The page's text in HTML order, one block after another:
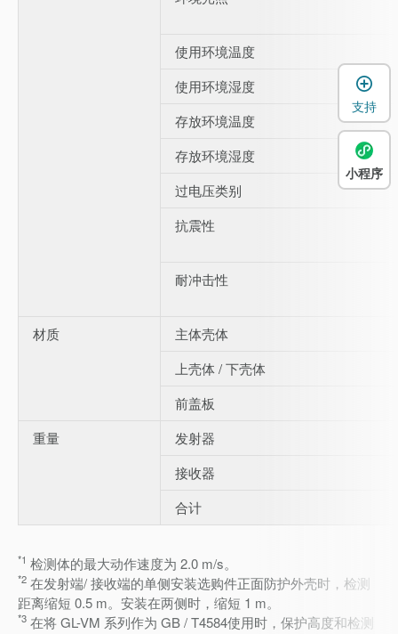
使用环境温度
使用环境湿度
存放环境温度
存放环境湿度
过电压类别
抗震性
耐冲击性
材质
主体壳体
上壳体 / 下壳体
前盖板
重量
发射器
接收器
合计
*1 检测体的最大动作速度为 2.0 m/s。
*2 在发射端/ 接收端的单侧安装选购件正面防护外壳时，检测
距离缩短 0.5 m。安装在两侧时，缩短 1 m。
*3 在将 GL-VM 系列作为 GB / T4584使用时，保护高度和检测
支持
小程序